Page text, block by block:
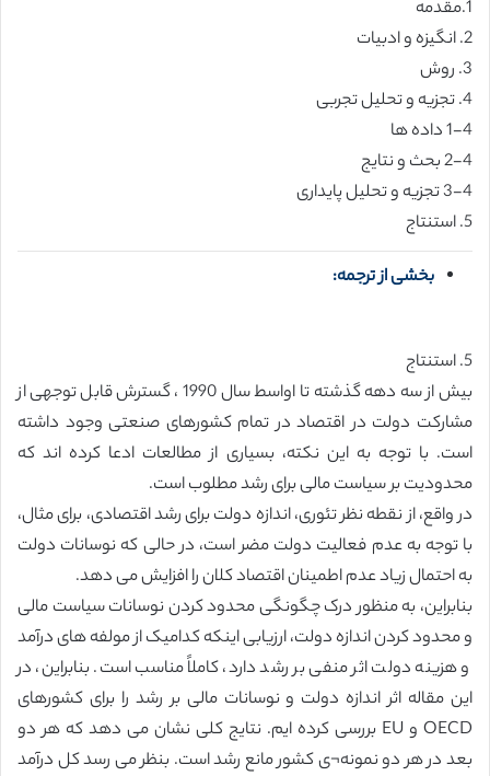
1.مقدمه
2. انگیزه و ادبیات
3. روش
4. تجزیه و تحلیل تجربی
1-4 داده ها
2-4 بحث و نتایج
3-4 تجزیه و تحلیل پایداری
5. استنتاج
بخشی از ترجمه:
5. استنتاج
بیش از سه دهه گذشته تا اواسط سال 1990 ، گسترش قابل توجهی از
مشارکت دولت در اقتصاد در تمام کشورهای صنعتی وجود داشته
است. با توجه به این نکته، بسیاری از مطالعات ادعا کرده اند که
محدودیت بر سیاست مالی برای رشد مطلوب است.
در واقع، از نقطه نظر تئوری، اندازه دولت برای رشد اقتصادی، برای مثال،
با توجه به عدم فعالیت دولت مضر است، در حالی که نوسانات دولت
به احتمال زیاد عدم اطمینان اقتصاد کلان را افزایش می دهد.
بنابراین، به منظور درک چگونگی محدود کردن نوسانات سیاست مالی
و محدود کردن اندازه دولت، ارزیابی اینکه کدامیک از مولفه های درآمد
و هزینه دولت اثر منفی بر رشد دارد، کاملاً مناسب است. بنابراین، در
این مقاله اثر اندازه دولت و نوسانات مالی بر رشد را برای کشورهای
OECD و EU بررسی کرده ایم. نتایج کلی نشان می دهد که هر دو
بعد در هر دو نمونه¬ی کشور مانع رشد است. بنظر می رسد کل درآمد